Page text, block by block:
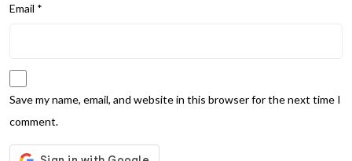
Email *
Save my name, email, and website in this browser for the next time I
comment.